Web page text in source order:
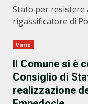
Stato per resistere
rigassificatore di
Varie
Il Comune si è
Consiglio di
realizzazione